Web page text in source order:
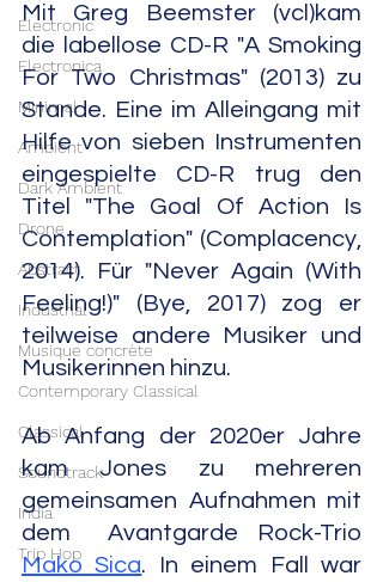
Electronic
Electronica
Minimal
Ambient
Dark Ambient
Drone
Abstract
Industrial
Musique concrète
Contemporary Classical
Classical
Soundtrack
India
Trip Hop
Mit Greg Beemster (vcl)kam
die labellose CD-R "A Smoking
For Two Christmas" (2013) zu
Stande. Eine im Alleingang mit
Hilfe von sieben Instrumenten
eingespielte CD-R trug den
Titel "The Goal Of Action Is
Contemplation" (Complacency,
2014). Für "Never Again (With
Feeling!)" (Bye, 2017) zog er
teilweise andere Musiker und
Musikerinnen hinzu.
Ab Anfang der 2020er Jahre
kam Jones zu mehreren
gemeinsamen Aufnahmen mit
Mako Sica. In einem Fall war